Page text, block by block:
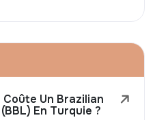
Coûte Un Brazilian
En Turquie ?